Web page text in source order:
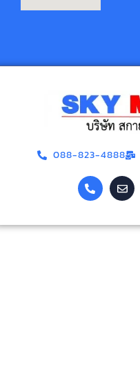
088-823-4888